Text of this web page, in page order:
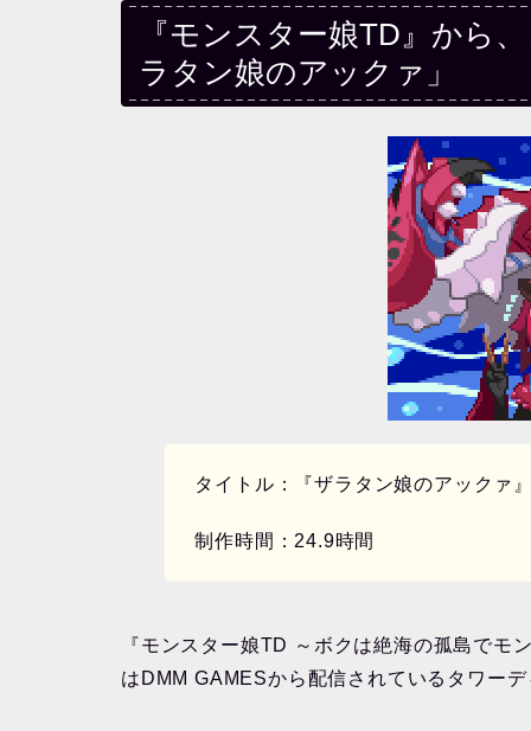
『モンスター娘TD』から
ラタン娘のアックァ」
タイトル：『ザラタン娘のアックァ
制作時間：24.9時間
『モンスター娘TD ～ボクは絶海の孤島でモ
はDMM GAMESから配信されているタワー